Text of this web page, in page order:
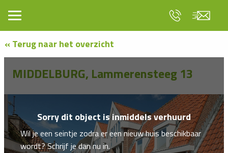
« Terug naar het overzicht
Sorry dit object is inmiddels verhuurd
Wil je een seintje zodra er een nieuw huis beschikbaar
wordt? Schrijf je dan nu in.
MIDDELBURG, Lammerensteeg 13